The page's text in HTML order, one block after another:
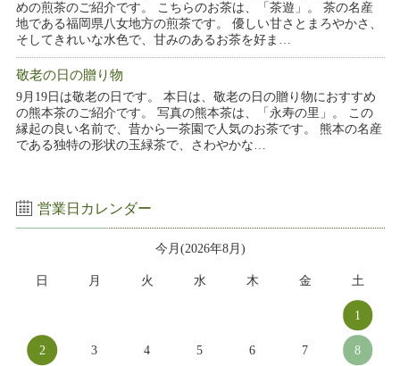
めの煎茶のご紹介です。 こちらのお茶は、「茶遊」。 茶の名産
地である福岡県八女地方の煎茶です。 優しい甘さとまろやかさ、
そしてきれいな水色で、甘みのあるお茶を好ま…
敬老の日の贈り物
9月19日は敬老の日です。 本日は、敬老の日の贈り物におすすめ
の熊本茶のご紹介です。 写真の熊本茶は、「永寿の里」。 この
縁起の良い名前で、昔から一茶園で人気のお茶です。 熊本の名産
である独特の形状の玉緑茶で、さわやかな…
営業日カレンダー
今月(2026年8月)
日 月 火 水 木 金 土
1
2 3 4 5 6 7 8